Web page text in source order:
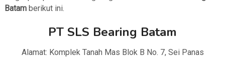
Batam berikut ini.
PT SLS Bearing Batam
Alamat: Komplek Tanah Mas Blok B No. 7, Sei Panas